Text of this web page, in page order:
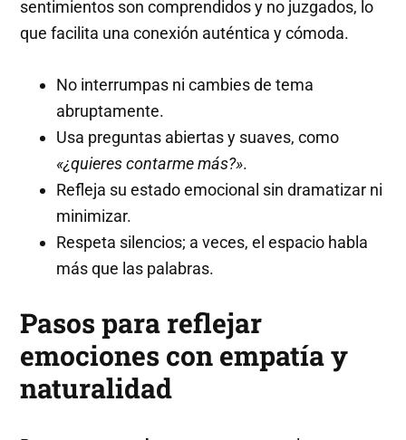
sentimientos son comprendidos y no juzgados, lo
que facilita una conexión auténtica y cómoda.
No interrumpas ni cambies de tema
abruptamente.
Usa preguntas abiertas y suaves, como
«¿quieres contarme más?».
Refleja su estado emocional sin dramatizar ni
minimizar.
Respeta silencios; a veces, el espacio habla
más que las palabras.
Pasos para reflejar
emociones con empatía y
naturalidad